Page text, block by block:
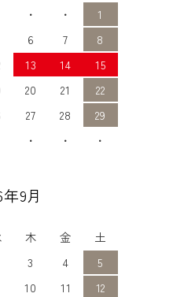
・ ・
1
6 7
8
13 14
15
20 21
22
27 28
29
・ ・ ・
9月
木 金
土
3 4
5
10 11
12